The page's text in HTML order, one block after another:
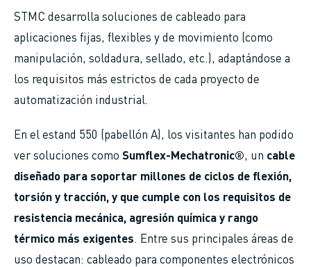
STMC desarrolla soluciones de cableado para
aplicaciones fijas, flexibles y de movimiento (como
manipulación, soldadura, sellado, etc.), adaptándose a
los requisitos más estrictos de cada proyecto de
automatización industrial.
En el estand 550 (pabellón A), los visitantes han podido
ver soluciones como Sumflex-Mechatronic®, un cable
diseñado para soportar millones de ciclos de flexión,
torsión y tracción, y que cumple con los requisitos de
resistencia mecánica, agresión química y rango
térmico más exigentes. Entre sus principales áreas de
uso destacan: cableado para componentes electrónicos